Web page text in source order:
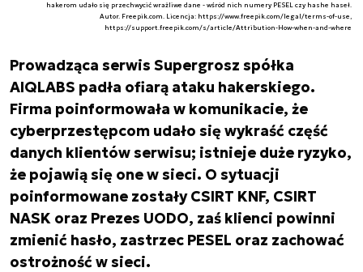
hakerom udało się przechwycić wrażliwe dane - wśród nich numery PESEL czy hashe haseł.
Autor. Freepik.com. Licencja: https://www.freepik.com/legal/terms-of-use,
https://support.freepik.com/s/article/Attribution-How-when-and-where
Prowadząca serwis Supergrosz spółka
AIQLABS padła ofiarą ataku hakerskiego.
Firma poinformowała w komunikacie, że
cyberprzestępcom udało się wykraść część
danych klientów serwisu; istnieje duże ryzyko,
że pojawią się one w sieci. O sytuacji
poinformowane zostały CSIRT KNF, CSIRT
NASK oraz Prezes UODO, zaś klienci powinni
zmienić hasło, zastrzec PESEL oraz zachować
ostrożność w sieci.